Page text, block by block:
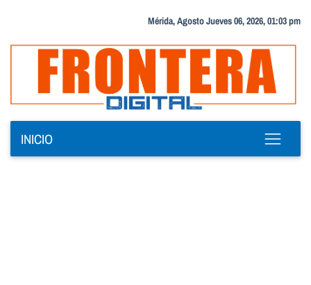
Mérida, Agosto Jueves 06, 2026, 01:03 pm
INICIO